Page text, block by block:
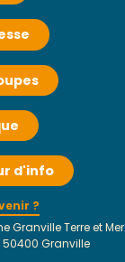
d'info
?
Granville Terre et Mer
50400 Granville